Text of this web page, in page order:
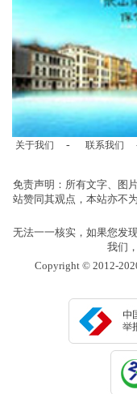
关于我们 - 联系我们
免责声明：所有文字、图
站赞同其观点，本站亦不
无法一一核实，如果您发
我们
Copyright © 2012-